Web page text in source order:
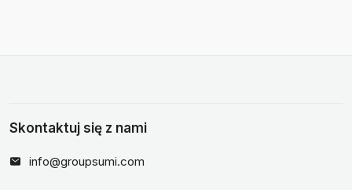
Skontaktuj się z nami
info@groupsumi.com